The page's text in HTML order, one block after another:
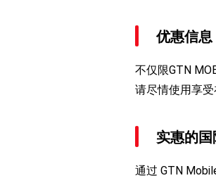
优惠信息
不仅限GTN
请尽情使用享受
实惠的
通过 GTN